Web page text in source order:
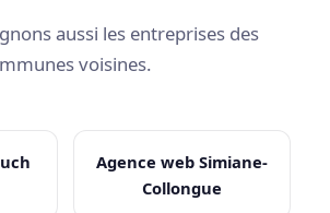
aussi les entreprises des
voisines.
Agence web Simiane-
Collongue